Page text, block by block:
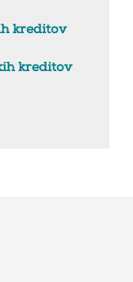
kreditov
kreditov